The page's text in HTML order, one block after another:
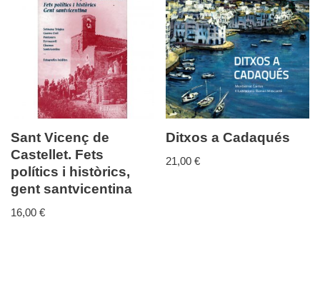
Sant Vicenç de
Castellet. Fets
polítics i històrics,
gent santvicentina
16,00 €
Ditxos a Cadaqués
21,00€